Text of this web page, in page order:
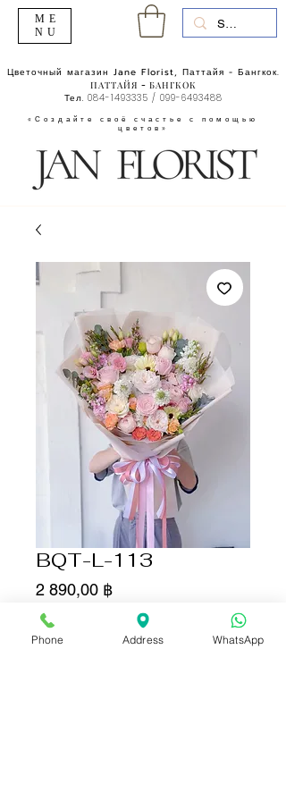
«Создайте своё счастье с помощью
цветов»
Цветочный магазин Jane Florist, Паттайя - Бангкок.
ПАТТАЙЯ - БАНГКОК
Тел. 084-1493335 / 099-6493488
ME
NU
BQT-L-113
2 890,00 ฿Цена
Количество
Phone Address WhatsApp